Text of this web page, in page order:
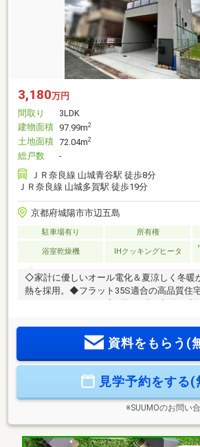
3,180万円
間取り
3LDK
建物面積 97.99m2
土地面積 72.04m2
総戸数
-
ＪＲ奈良線 山城青谷駅 徒歩8分
ＪＲ奈良線 山城多賀駅 徒歩19分
京都府城陽市市辺五島
駐車場有り 所有権
浴室乾燥機 IHクッキングヒータ
◇家計に優しいオール電化＆夏涼しく冬暖
熱を採用。◆フラット35S適合の高品質住
らせる住まいです。◇1階と3階に収納便利
帖のLDK！3階建てならではの眺望も魅力
所（1階・2階）設置で、忙しい時間帯もゆ
ズで生活至便！
資料をもらう(
見学予約をする(
※SUUMOのお問い